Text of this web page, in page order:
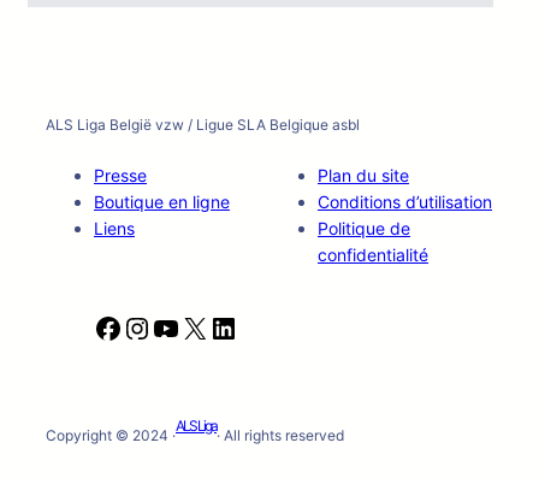
ALS Liga België vzw / Ligue SLA Belgique asbl
Presse
Boutique en ligne
Liens
Plan du site
Conditions d’utilisation
Politique de
confidentialité
F
b
I
a
Y
u
X
e
Copyright © 2024 ·
ALS Liga
· All rights reserved